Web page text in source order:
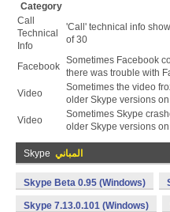
Category
Call
Technical
Info
'Call' technical info
of 30
Facebook
Sometimes Facebook
there was trouble with
Video
Sometimes the video
older Skype versions
Video
Sometimes Skype
older Skype versions
Skype المباني
Skype Beta 0.95 (Windows)
Skype 7.13.0.101 (Windows)